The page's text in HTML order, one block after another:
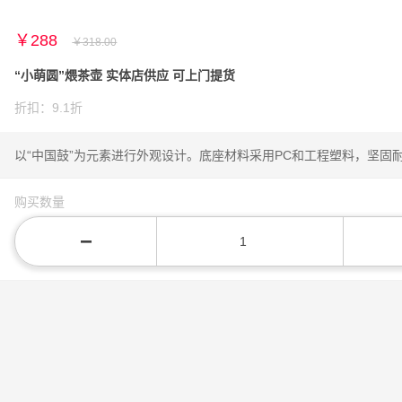
￥288 ￥318.00
“小萌圆”煨茶壶 实体店供应 可上门提货
折扣：9.1折
以“中国鼓”为元素进行外观设计。底座材料采用PC和工程塑料，坚
购买数量
−